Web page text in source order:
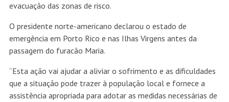
evacuação das zonas de risco.
O presidente norte-americano declarou o estado de
emergência em Porto Rico e nas Ilhas Virgens antes da
passagem do furacão Maria.
“Esta ação vai ajudar a aliviar o sofrimento e as dificuldades
que a situação pode trazer à população local e fornece a
assistência apropriada para adotar as medidas necessárias de